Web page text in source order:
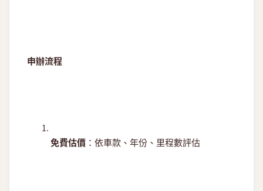
申辦流程
免費估價 ：依車款、年份、里程數評估